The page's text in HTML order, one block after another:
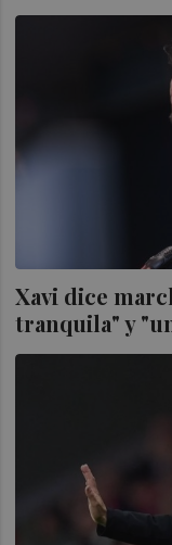
Xavi dice
tranquila" y